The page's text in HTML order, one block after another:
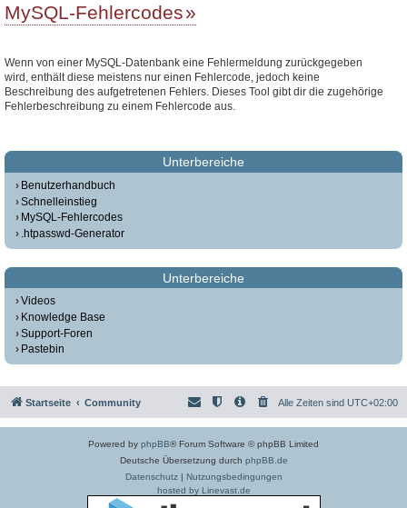
MySQL-Fehlercodes
Wenn von einer MySQL-Datenbank eine Fehlermeldung zurückgegeben
wird, enthält diese meistens nur einen Fehlercode, jedoch keine
Beschreibung des aufgetretenen Fehlers. Dieses Tool gibt dir die zugehörige
Fehlerbeschreibung zu einem Fehlercode aus.
Unterbereiche
Benutzerhandbuch
Schnelleinstieg
MySQL-Fehlercodes
.htpasswd-Generator
Unterbereiche
Videos
Knowledge Base
Support-Foren
Pastebin
Startseite Community Alle Zeiten sind UTC+02:00
Powered by phpBB® Forum Software © phpBB Limited
Deutsche Übersetzung durch phpBB.de
Datenschutz| Nutzungsbedingungen
hosted by Linevast.de